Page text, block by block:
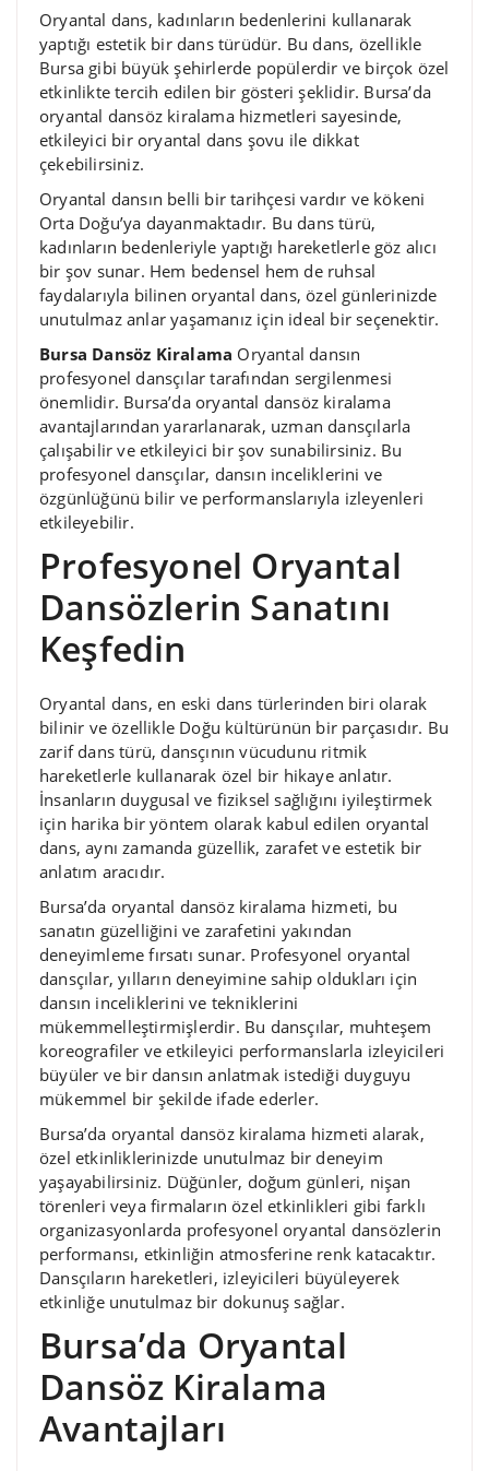
Oryantal dans, kadınların bedenlerini kullanarak
yaptığı estetik bir dans türüdür. Bu dans, özellikle
Bursa gibi büyük şehirlerde popülerdir ve birçok özel
etkinlikte tercih edilen bir gösteri şeklidir. Bursa’da
oryantal dansöz kiralama hizmetleri sayesinde,
etkileyici bir oryantal dans şovu ile dikkat
çekebilirsiniz.
Oryantal dansın belli bir tarihçesi vardır ve kökeni
Orta Doğu’ya dayanmaktadır. Bu dans türü,
kadınların bedenleriyle yaptığı hareketlerle göz alıcı
bir şov sunar. Hem bedensel hem de ruhsal
faydalarıyla bilinen oryantal dans, özel günlerinizde
unutulmaz anlar yaşamanız için ideal bir seçenektir.
Bursa Dansöz Kiralama Oryantal dansın
profesyonel dansçılar tarafından sergilenmesi
önemlidir. Bursa’da oryantal dansöz kiralama
avantajlarından yararlanarak, uzman dansçılarla
çalışabilir ve etkileyici bir şov sunabilirsiniz. Bu
profesyonel dansçılar, dansın inceliklerini ve
özgünlüğünü bilir ve performanslarıyla izleyenleri
etkileyebilir.
Profesyonel Oryantal
Dansözlerin Sanatını
Keşfedin
Oryantal dans, en eski dans türlerinden biri olarak
bilinir ve özellikle Doğu kültürünün bir parçasıdır. Bu
zarif dans türü, dansçının vücudunu ritmik
hareketlerle kullanarak özel bir hikaye anlatır.
İnsanların duygusal ve fiziksel sağlığını iyileştirmek
için harika bir yöntem olarak kabul edilen oryantal
dans, aynı zamanda güzellik, zarafet ve estetik bir
anlatım aracıdır.
Bursa’da oryantal dansöz kiralama hizmeti, bu
sanatın güzelliğini ve zarafetini yakından
deneyimleme fırsatı sunar. Profesyonel oryantal
dansçılar, yılların deneyimine sahip oldukları için
dansın inceliklerini ve tekniklerini
mükemmelleştirmişlerdir. Bu dansçılar, muhteşem
koreografiler ve etkileyici performanslarla izleyicileri
büyüler ve bir dansın anlatmak istediği duyguyu
mükemmel bir şekilde ifade ederler.
Bursa’da oryantal dansöz kiralama hizmeti alarak,
özel etkinliklerinizde unutulmaz bir deneyim
yaşayabilirsiniz. Düğünler, doğum günleri, nişan
törenleri veya firmaların özel etkinlikleri gibi farklı
organizasyonlarda profesyonel oryantal dansözlerin
performansı, etkinliğin atmosferine renk katacaktır.
Dansçıların hareketleri, izleyicileri büyüleyerek
etkinliğe unutulmaz bir dokunuş sağlar.
Bursa’da Oryantal
Dansöz Kiralama
Avantajları